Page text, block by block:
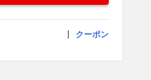
クーポン